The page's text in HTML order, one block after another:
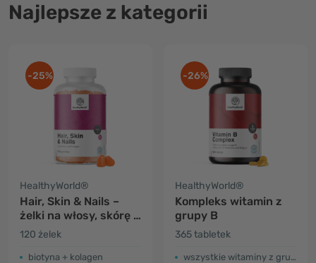
Najlepsze z kategorii
-25%
HealthyWorld®
Hair, Skin & Nails –
żelki na włosy, skórę i
paznokcie
120 żelek
biotyna + kolagen
-26%
HealthyWorld®
Kompleks witamin z
grupy B
365 tabletek
wszystkie witaminy z grupy B